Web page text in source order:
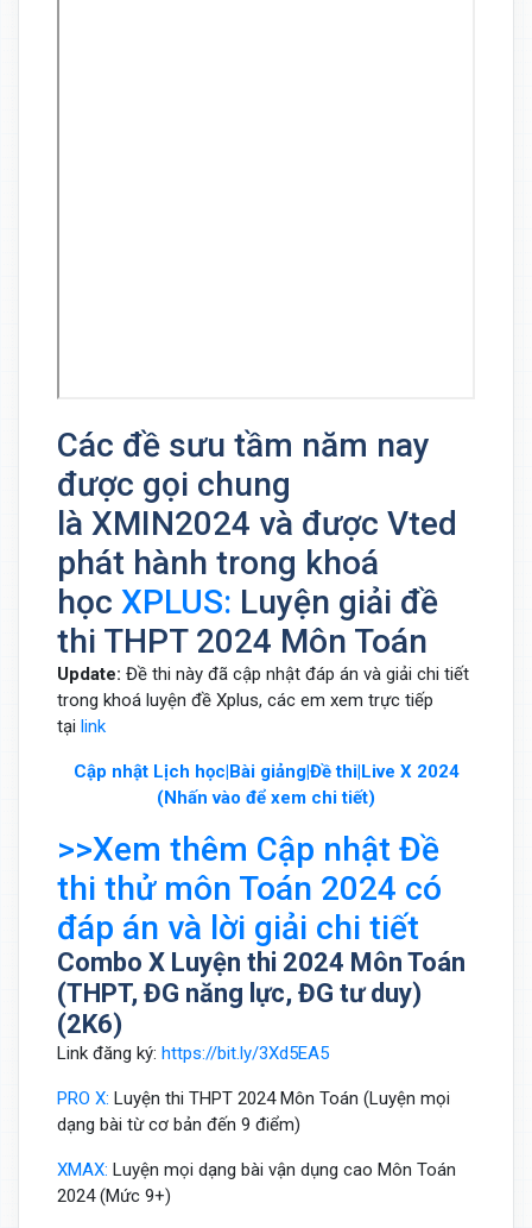
Các đề sưu tầm năm nay
được gọi chung
là XMIN2024 và được Vted
phát hành trong khoá
học XPLUS: Luyện giải đề
thi THPT 2024 Môn Toán
Update: Đề thi này đã cập nhật đáp án và giải chi tiết
trong khoá luyện đề Xplus, các em xem trực tiếp
tại link
Cập nhật Lịch học|Bài giảng|Đề thi|Live X 2024
(Nhấn vào để xem chi tiết)
>>Xem thêm Cập nhật Đề
thi thử môn Toán 2024 có
đáp án và lời giải chi tiết
Combo X Luyện thi 2024 Môn Toán
(THPT, ĐG năng lực, ĐG tư duy)
(2K6)
Link đăng ký: https://bit.ly/3Xd5EA5
PRO X: Luyện thi THPT 2024 Môn Toán (Luyện mọi
dạng bài từ cơ bản đến 9 điểm)
XMAX: Luyện mọi dạng bài vận dụng cao Môn Toán
2024 (Mức 9+)